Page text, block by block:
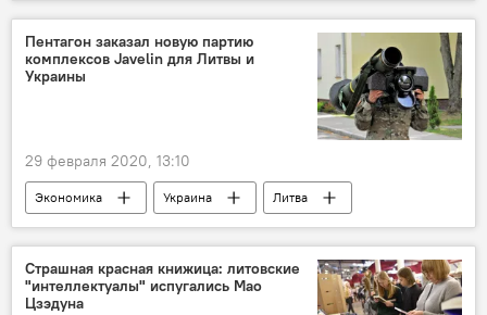
Пентагон заказал новую партию
комплексов Javelin для Литвы и
Украины
29 февраля 2020, 13:10
Экономика Украина
Литва
США
Пентагон вооружение
Страшная красная книжица: литовские
"интеллектуалы" испугались Мао
Цзэдуна